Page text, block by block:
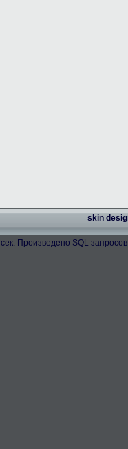
skin
сек. Произведено SQL